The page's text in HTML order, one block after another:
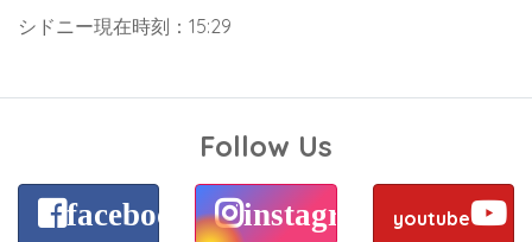
シドニー現在時刻：15:29
Follow Us
facebook instagram youtube